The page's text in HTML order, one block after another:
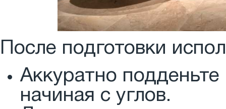
После подготовки
Аккуратно
начиная с углов.